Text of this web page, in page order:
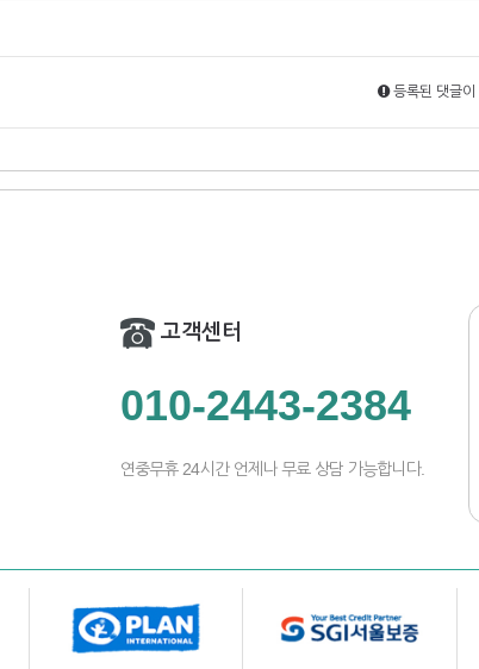
등록된 댓글이
고객센터
010-2443-2384
연중무휴 24시간 언제나 무료 상담 가능합니다.